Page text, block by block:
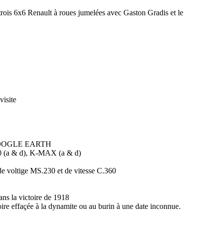
6x6 Renault à roues jumelées avec Gaston Gradis et le
EARTH
(a & d), K-MAX (a & d)
voltige MS.230 et de vitesse C.360
la victoire de 1918
effaçée à la dynamite ou au burin à une date inconnue.